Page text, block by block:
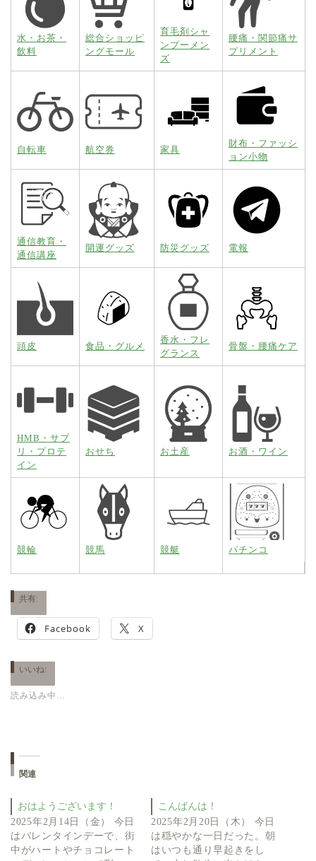
水・お茶・
飲料
総合ショッピ
ングモール
育毛剤シャ
ンプーメン
ズ
腰痛・関節痛サ
プリメント
自転車 航空券 家具
財布・ファッシ
ョン小物
通信教育・
通信講座
開運グッズ 防災グッズ 電報
頭皮 食品・グルメ
香水・フレ
グランス
骨盤・腰痛ケア
HMB・サプ
リ・プロテ
イン
おせち お土産 お酒・ワイン
競輪 競馬 競艇 パチンコ
共有:
Facebook X
いいね:
読み込み中…
関連
おはようございます！
2025年2月14日（金） 今日
はバレンタインデーで、街
中がハートやチョコレート
こんばんは！
2025年2月20日（木） 今日
は穏やかな一日だった。朝
はいつも通り早起きをし